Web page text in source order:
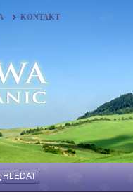
KONTAKT
HLEDAT